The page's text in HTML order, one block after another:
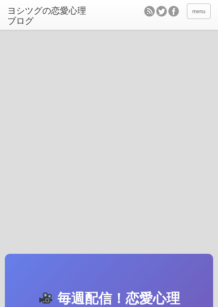
ヨシツグの恋愛心理
ブログ
menu
毎週配信！恋愛心理